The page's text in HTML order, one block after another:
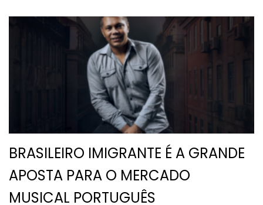
BRASILEIRO IMIGRANTE É A GRANDE
APOSTA PARA O MERCADO
MUSICAL PORTUGUÊS